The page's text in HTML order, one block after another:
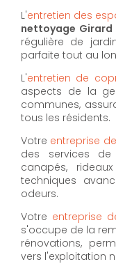
L'entretien des
nettoyage Girard
régulière de
parfaite tout au
L'entretien de
aspects de la
communes,
tous les résidents.
Votre entreprise
des services
canapés,
techniques
odeurs.
Votre entreprise
s'occupe de la
rénovations,
vers l'exploitation